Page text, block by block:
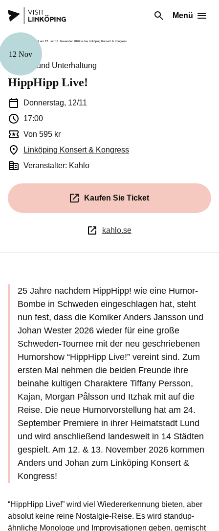
Menü
12 Nov
Theater und Unterhaltung
HippHipp Live!
Donnerstag, 12/11
17:00
Von 595 kr
Linköping Konsert & Kongress
Veranstalter: Kahlo
Kaufen Sie Ticket
(Öffnet in einem neuen
kahlo.se
25 Jahre nachdem HippHipp! wie eine Humor-
Bombe in Schweden eingeschlagen hat, steht
nun fest, dass die Komiker Anders Jansson und
Johan Wester 2026 wieder für eine große
Schweden-Tournee mit der neu geschriebenen
Humorshow “HippHipp Live!” vereint sind. Zum
ersten Mal nehmen die beiden Freunde ihre
beinahe kultigen Charaktere Tiffany Persson,
Kajan, Morgan Pålsson und Itzhak mit auf die
Reise. Die neue Humorvorstellung hat am 24.
September Premiere in ihrer Heimatstadt Lund
und wird anschließend landesweit in 14 Städten
gespielt. Am 12. & 13. November 2026 kommen
Anders und Johan zum Linköping Konsert &
Kongress!
“HippHipp Live!” wird viel Wiedererkennung bieten, aber
absolut keine reine Nostalgie-Reise. Es wird standup-
ähnliche Monologe und Improvisationen geben, gemischt